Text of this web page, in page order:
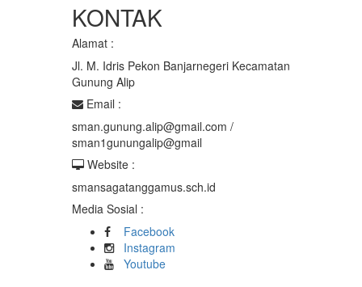
KONTAK
Alamat :
Jl. M. Idris Pekon Banjarnegeri Kecamatan
Gunung Alip
Email :
sman.gunung.alip@gmail.com /
sman1gunungalip@gmail
Website :
smansagatanggamus.sch.id
Media Sosial :
Facebook
Instagram
Youtube